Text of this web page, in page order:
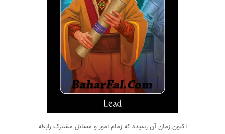
اکنون زمان آن رسیده که زمام امور و مسائل مشترک رابطه